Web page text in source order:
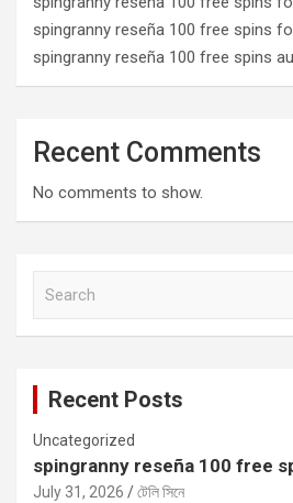
spingranny reseña 100 free spins
spingranny reseña 100 free spins
Recent Comments
No comments to show.
Recent Posts
Uncategorized
spingranny reseña 100 free
July 31, 2026
টেলি সিনে